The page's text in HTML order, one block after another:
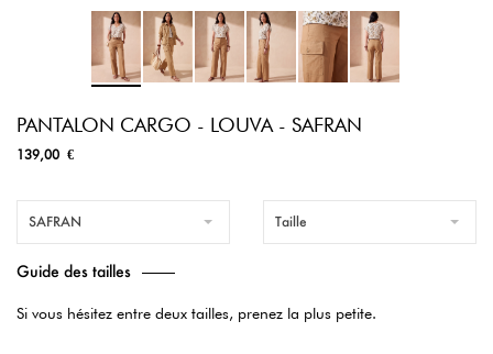
PANTALON CARGO - LOUVA - SAFRAN
139,00 €
SAFRAN Taille
Guide des tailles
Si vous hésitez entre deux tailles, prenez la plus petite.